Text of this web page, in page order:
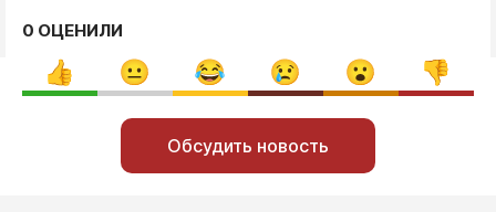
0 ОЦЕНИЛИ
Обсудить новость